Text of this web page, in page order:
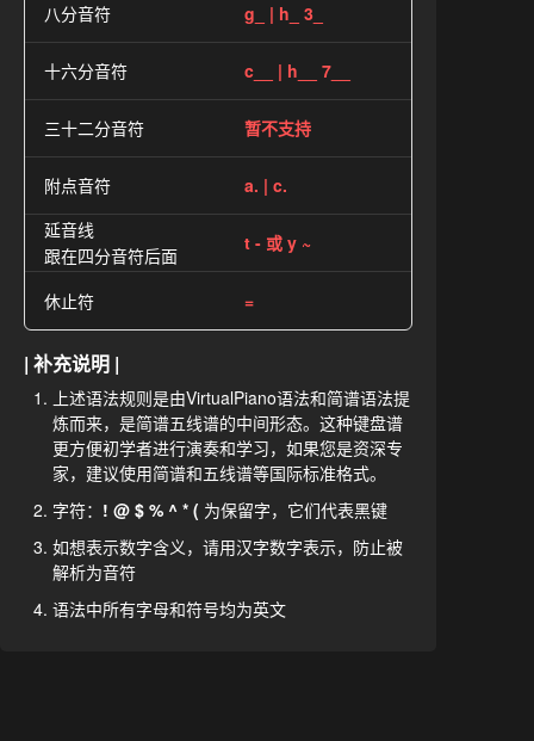
八分音符 g_ | h_ 3_
十六分音符 c__ | h__ 7__
三十二分音符 暂不支持
附点音符
a. | c.
延音线
跟在四分音符后面
t - 或 y ~
休止符 =
| 补充说明 |
上述语法规则是由VirtualPiano语法和简谱语法提
炼而来，是简谱五线谱的中间形态。这种键盘谱
更方便初学者进行演奏和学习，如果您是资深专
家，建议使用简谱和五线谱等国际标准格式。
字符： ! @ $ % ^ * ( 为保留字，它们代表黑键
如想表示数字含义，请用汉字数字表示，防止被
解析为音符
语法中所有字母和符号均为英文